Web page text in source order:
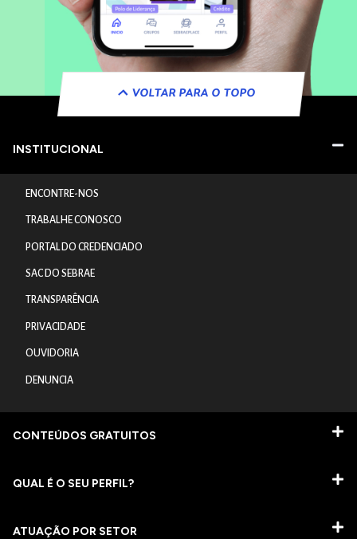
VOLTAR PARA O TOPO
INSTITUCIONAL
ENCONTRE-NOS
TRABALHE CONOSCO
PORTAL DO CREDENCIADO
SAC DO SEBRAE
TRANSPARÊNCIA
PRIVACIDADE
OUVIDORIA
DENUNCIA
CONTEÚDOS GRATUITOS
QUAL É O SEU PERFIL?
ATUAÇÃO POR SETOR